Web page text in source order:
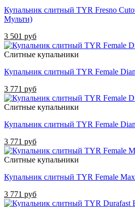
Купальник слитный TYR Fresno
Мульти)
3 501 руб
Слитные купальники
Купальник слитный TYR Female
3 771 руб
Слитные купальники
Купальник слитный TYR Female
3 771 руб
Слитные купальники
Купальник слитный TYR Female
3 771 руб